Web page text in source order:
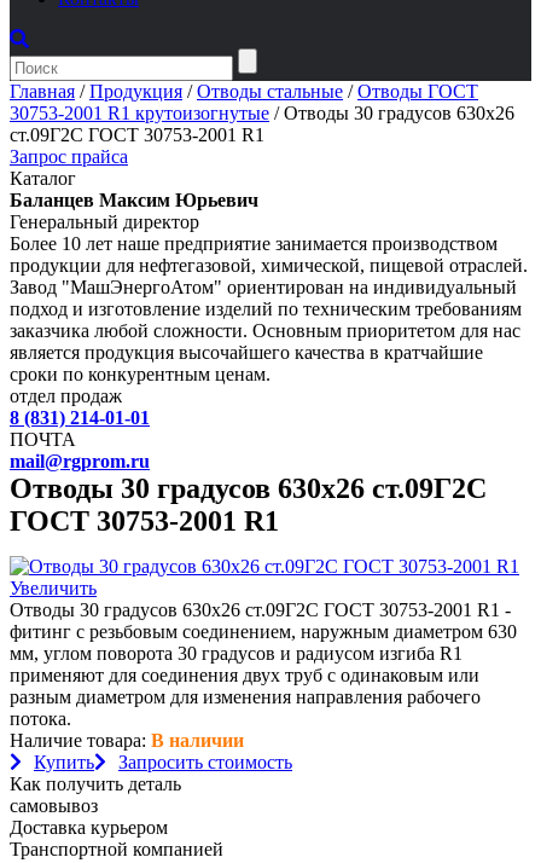
Главная /Продукция /Отводы стальные /Отводы ГОСТ
30753-2001 R1 крутоизогнутые /Отводы 30 градусов 630х26
ст.09Г2С ГОСТ 30753-2001 R1
Запрос прайса
Каталог
Баланцев Максим Юрьевич
Генеральный директор
Более 10 лет наше предприятие занимается производством
продукции для нефтегазовой, химической, пищевой отраслей.
Завод "МашЭнергоАтом" ориентирован на индивидуальный
подход и изготовление изделий по техническим требованиям
заказчика любой сложности. Основным приоритетом для нас
является продукция высочайшего качества в кратчайшие
сроки по конкурентным ценам.
отдел продаж
8 (831) 214-01-01
ПОЧТА
mail@rgprom.ru
Отводы 30 градусов 630х26 ст.09Г2С
ГОСТ 30753-2001 R1
Увеличить
Отводы 30 градусов 630х26 ст.09Г2С ГОСТ 30753-2001 R1 -
фитинг с резьбовым соединением, наружным диаметром 630
мм, углом поворота 30 градусов и радиусом изгиба R1
применяют для соединения двух труб с одинаковым или
разным диаметром для изменения направления рабочего
потока.
Наличие товара: В наличии
Купить
Запросить стоимость
Как получить деталь
самовывоз
Доставка курьером
Транспортной компанией